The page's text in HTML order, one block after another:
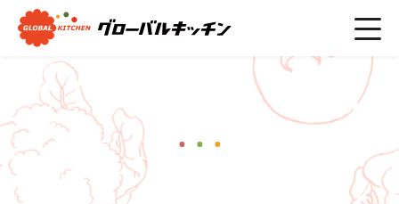
ホーム>#鰆